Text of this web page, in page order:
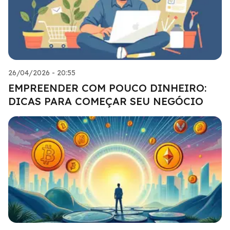
26/04/2026 - 20:55
EMPREENDER COM POUCO DINHEIRO:
DICAS PARA COMEÇAR SEU NEGÓCIO